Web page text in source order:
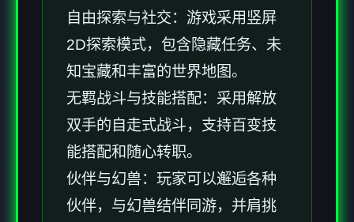
自由探索与社交：游戏采用竖屏
2D探索模式，包含隐藏任务、未
知宝藏和丰富的世界地图。
无羁战斗与技能搭配：采用解放
双手的自走式战斗，支持百变技
能搭配和随心转职。
伙伴与幻兽：玩家可以邂逅各种
伙伴，与幻兽结伴同游，并肩挑